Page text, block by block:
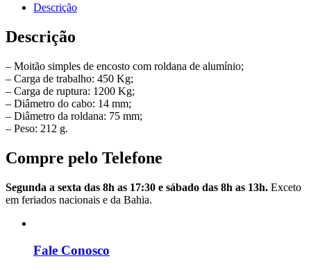
Descrição
Descrição
– Moitão simples de encosto com roldana de alumínio;
– Carga de trabalho: 450 Kg;
– Carga de ruptura: 1200 Kg;
– Diâmetro do cabo: 14 mm;
– Diâmetro da roldana: 75 mm;
– Peso: 212 g.
Compre pelo Telefone
Segunda a sexta das 8h as 17:30 e sábado das 8h as 13h. Exceto
em feriados nacionais e da Bahia.
Fale Conosco